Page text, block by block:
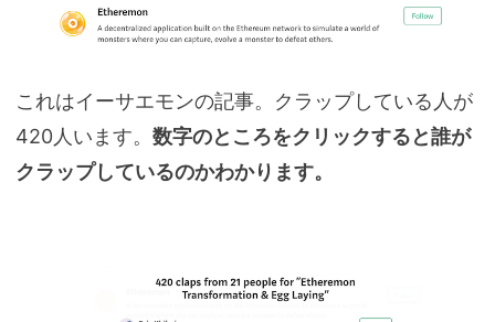
これはイーサエモンの記事。クラップしている人が
420人います。 数字のところをクリックすると誰が
クラップしているのかわかります。